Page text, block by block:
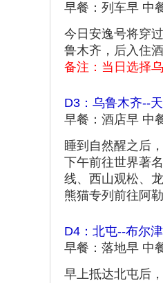
早餐：列车早 中
今日安逸号将穿
鲁木齐，后入住酒
备注：当日选择
D3：乌鲁木齐--
早餐：酒店早 中
睡到自然醒之后
下午前往世界著
线、西山观松、
熊猫专列前往阿勒
D4：北屯--布尔
早餐：落地早 中
早上抵达北屯后